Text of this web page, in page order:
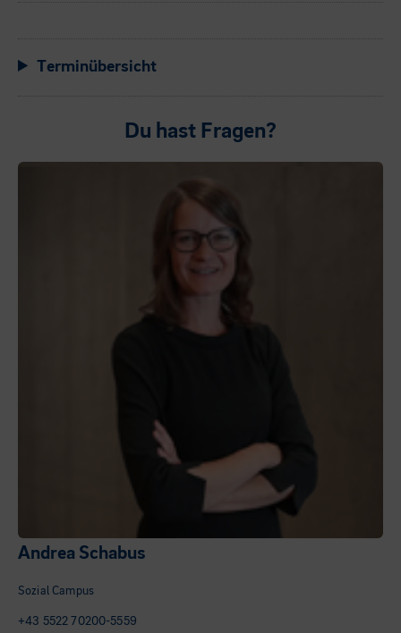
Terminübersicht
Du hast Fragen?
Andrea Schabus
Sozial Campus
+43 5522 70200-5559